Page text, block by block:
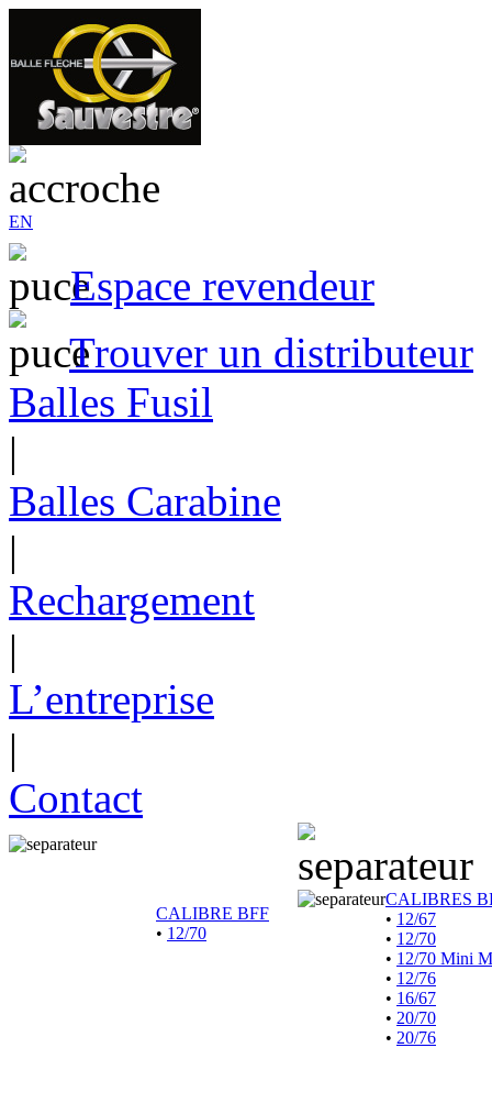
EN
Espace revendeur
Trouver un distributeur
Balles Fusil
|
Balles Carabine
|
Rechargement
|
L’entreprise
|
Contact
CALIBRE BFF
• 12/70
CALIBRES
• 12/67
• 12/70
• 12/70 Mini
• 12/76
• 16/67
• 20/70
• 20/76